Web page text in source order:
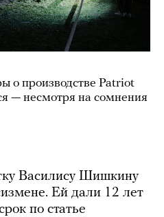
о производстве Patriot
— несмотря на сомнения
Василису Шишкину
Ей дали 12 лет
по статье